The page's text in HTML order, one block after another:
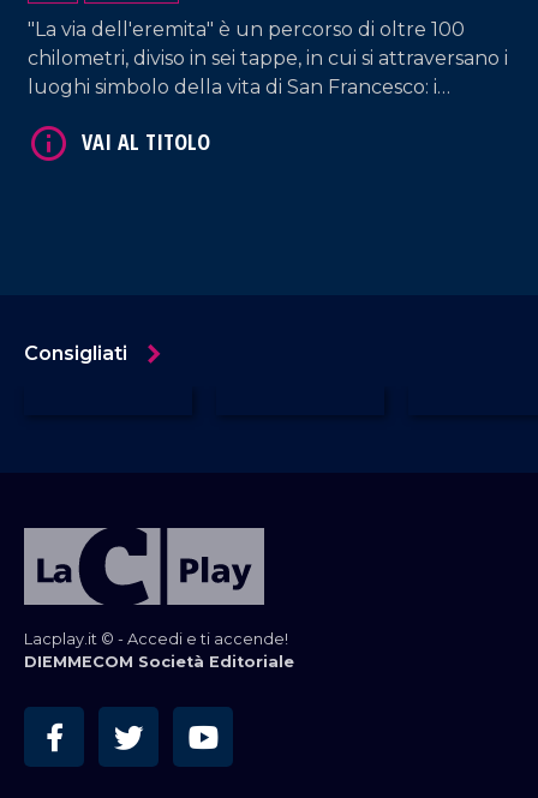
"La via dell'eremita" è un percorso di oltre 100
chilometri, diviso in sei tappe, in cui si attraversano i
luoghi simbolo della vita di San Francesco: i
circostanti. Il cammino ha inizio a San Marco
Consigliati
Lacplay.it © - Accedi e ti accende!
DIEMMECOM Società Editoriale